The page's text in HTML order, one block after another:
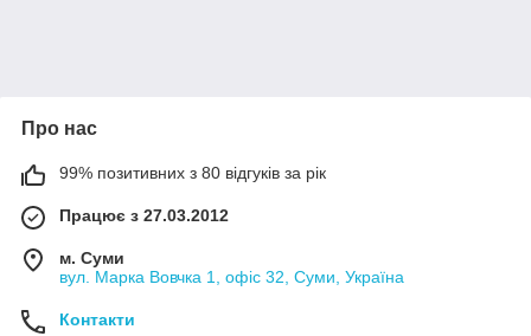
Про нас
99% позитивних з 80 відгуків за рік
Працює з 27.03.2012
м. Суми
вул. Марка Вовчка 1, офіс 32, Суми, Україна
Контакти